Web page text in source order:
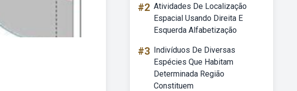
#2 Atividades De Localização
Espacial Usando Direita E
Esquerda Alfabetização
#3 Indivíduos De Diversas
Espécies Que Habitam
Determinada Região
Constituem